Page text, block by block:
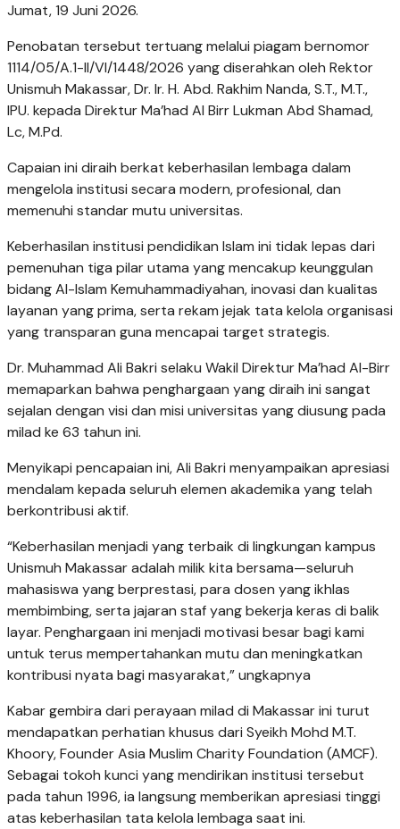
Jumat, 19 Juni 2026.
Penobatan tersebut tertuang melalui piagam bernomor
1114/05/A.1-II/VI/1448/2026 yang diserahkan oleh Rektor
Unismuh Makassar, Dr. Ir. H. Abd. Rakhim Nanda, S.T., M.T.,
IPU. kepada Direktur Ma’had Al Birr Lukman Abd Shamad,
Lc, M.Pd.
Capaian ini diraih berkat keberhasilan lembaga dalam
mengelola institusi secara modern, profesional, dan
memenuhi standar mutu universitas.
Keberhasilan institusi pendidikan Islam ini tidak lepas dari
pemenuhan tiga pilar utama yang mencakup keunggulan
bidang Al-Islam Kemuhammadiyahan, inovasi dan kualitas
layanan yang prima, serta rekam jejak tata kelola organisasi
yang transparan guna mencapai target strategis.
Dr. Muhammad Ali Bakri selaku Wakil Direktur Ma’had Al-Birr
memaparkan bahwa penghargaan yang diraih ini sangat
sejalan dengan visi dan misi universitas yang diusung pada
milad ke 63 tahun ini.
Menyikapi pencapaian ini, Ali Bakri menyampaikan apresiasi
mendalam kepada seluruh elemen akademika yang telah
berkontribusi aktif.
“Keberhasilan menjadi yang terbaik di lingkungan kampus
Unismuh Makassar adalah milik kita bersama—seluruh
mahasiswa yang berprestasi, para dosen yang ikhlas
membimbing, serta jajaran staf yang bekerja keras di balik
layar. Penghargaan ini menjadi motivasi besar bagi kami
untuk terus mempertahankan mutu dan meningkatkan
kontribusi nyata bagi masyarakat,” ungkapnya
Kabar gembira dari perayaan milad di Makassar ini turut
mendapatkan perhatian khusus dari Syeikh Mohd M.T.
Khoory, Founder Asia Muslim Charity Foundation (AMCF).
Sebagai tokoh kunci yang mendirikan institusi tersebut
pada tahun 1996, ia langsung memberikan apresiasi tinggi
atas keberhasilan tata kelola lembaga saat ini.